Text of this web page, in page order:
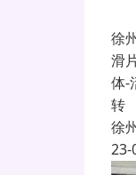
徐
滑
体-
转
徐
23-